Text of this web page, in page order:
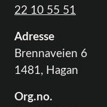
22 10 55 51
Adresse
Brennaveien 6
1481, Hagan
Org.no.